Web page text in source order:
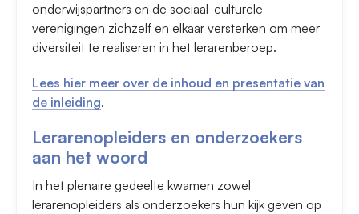
onderwijspartners en de sociaal-culturele
verenigingen zichzelf en elkaar versterken om meer
diversiteit te realiseren in het lerarenberoep.
Lees hier meer over de inhoud en presentatie van
de inleiding.
Lerarenopleiders en onderzoekers
aan het woord
In het plenaire gedeelte kwamen zowel
lerarenopleiders als onderzoekers hun kijk geven op